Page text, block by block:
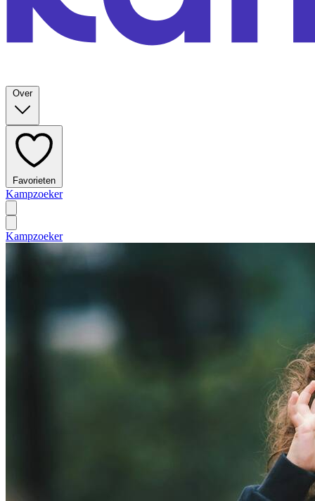
Over
Favorieten
Kampzoeker
Kampzoeker